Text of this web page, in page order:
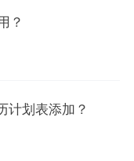
？
计划表添加？